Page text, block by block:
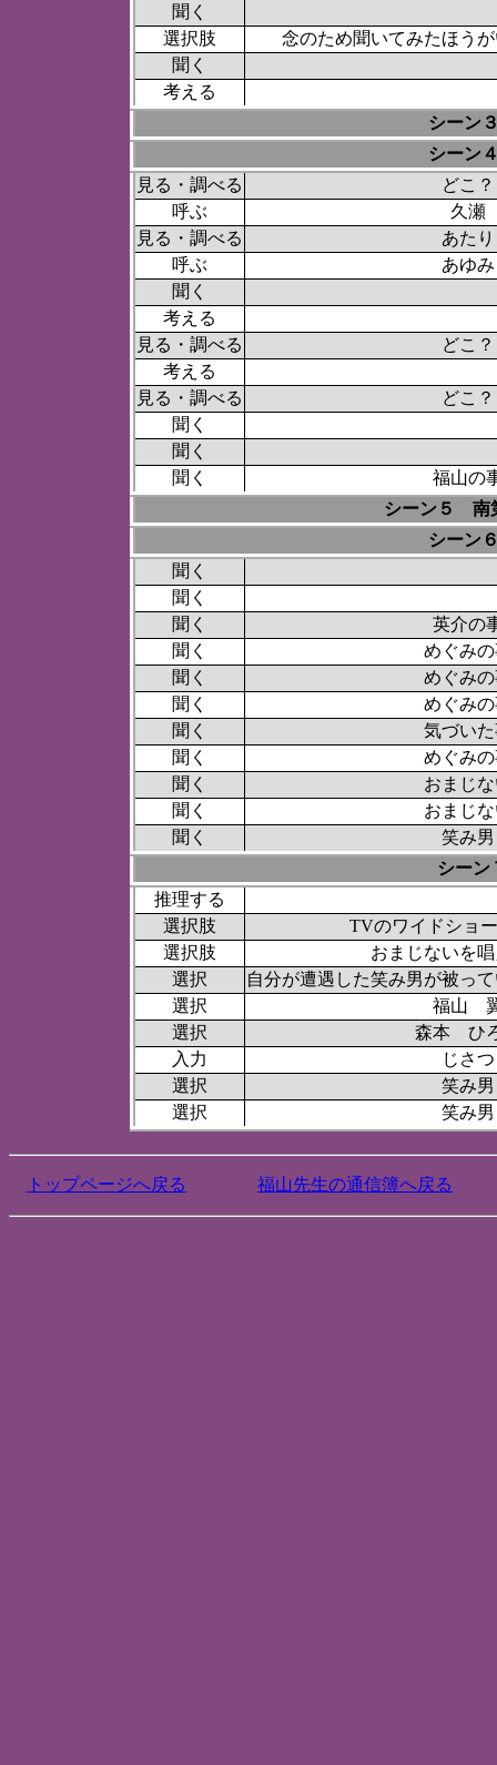
聞く
選択肢
念のため聞いてみたほう
聞く
考える
シーン
シーン
見る・調べる
どこ？
呼ぶ
久瀬
見る・調べる
あたり
呼ぶ
あゆみ
聞く
考える
見る・調べる
どこ？
考える
見る・調べる
どこ？
聞く
聞く
聞く
福山の
シーン５ 南
シーン
聞く
聞く
聞く
英介の
聞く
めぐみ
聞く
めぐみ
聞く
めぐみ
聞く
気づい
聞く
めぐみ
聞く
おまじ
聞く
おまじ
聞く
笑み男
シー
推理する
選択肢
TVのワイドショ
選択肢
おまじないを
選択
自分が遭遇した笑み男が被っ
選択
福山
選択
森本 ひ
入力
じさつ
選択
笑み男
選択
笑み男
トップページへ戻る 福山先生の通信簿へ戻る